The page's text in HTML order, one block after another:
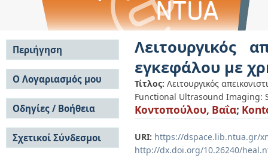
Λειτουργικός
εγκεφάλου με
Τίτλος: Λειτουργικός
Functional Ultrasound Imaging:
Κοντοπούλου, Βαΐα;
URI: https://dspace.lib.ntua.gr/
http://dx.doi.org/10.26240/
Περιήγηση
Σε όλο το DSpace
Κοινότητες & Συλλογές
Ανά Ημερομηνία
Έκδοσης
Συγγραφείς
Τίτλοι
Θέματα
Ο Λογαριασμός μου
Σύνδεση
Εγγραφή
Οδηγίες / Βοήθεια
Οδηγίες Υποβολής
Οδηγίες Χρήσης ΙΑ
Συχνές Ερωτήσεις
Σχετικοί Σύνδεσμοι